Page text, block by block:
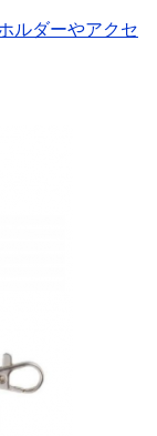
ルダーやアクセ